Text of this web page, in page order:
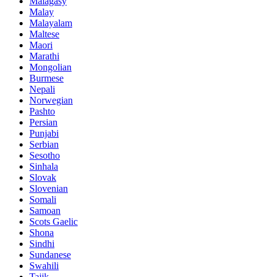
Malay
Malayalam
Maltese
Maori
Marathi
Mongolian
Burmese
Nepali
Norwegian
Pashto
Persian
Punjabi
Serbian
Sesotho
Sinhala
Slovak
Slovenian
Somali
Samoan
Scots Gaelic
Shona
Sindhi
Sundanese
Swahili